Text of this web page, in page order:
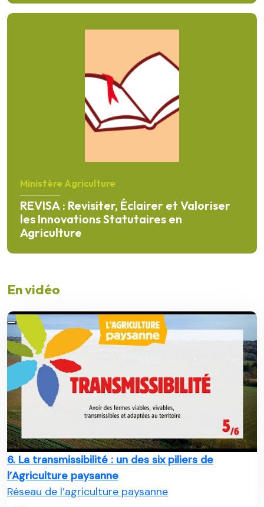
En savoir plus
Ministère Agriculture
REVISA : Revisiter, Éclairer et Valoriser
les Innovations Statutaires en
Agriculture
En vidéo
6. La transmissibilité : un des six piliers de
l’Agriculture paysanne
Réseau de l’agriculture paysanne